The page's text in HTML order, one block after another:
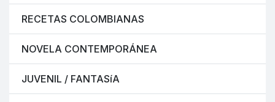
RECETAS COLOMBIANAS
NOVELA CONTEMPORÁNEA
JUVENIL / FANTASíA